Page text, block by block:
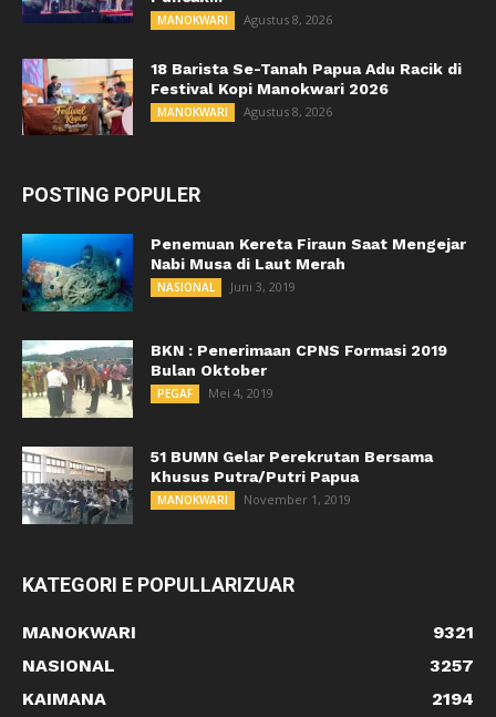
MANOKWARI Agustus 8, 2026
18 Barista Se-Tanah Papua Adu Racik di
Festival Kopi Manokwari 2026
MANOKWARI Agustus 8, 2026
POSTING POPULER
Penemuan Kereta Firaun Saat Mengejar
Nabi Musa di Laut Merah
NASIONAL Juni 3, 2019
BKN : Penerimaan CPNS Formasi 2019
Bulan Oktober
PEGAF Mei 4, 2019
51 BUMN Gelar Perekrutan Bersama
Khusus Putra/Putri Papua
MANOKWARI November 1, 2019
KATEGORI E POPULLARIZUAR
MANOKWARI
9321
NASIONAL
3257
KAIMANA
2194